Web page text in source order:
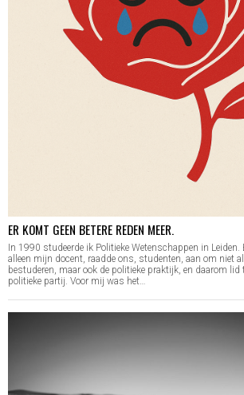
ER KOMT GEEN BETERE REDEN MEER.
In 1990 studeerde ik Politieke Wetenschappen in
alleen mijn docent, raadde ons, studenten, aan om niet
bestuderen, maar ook de politieke praktijk, en daarom lid
politieke partij. Voor mij was het…